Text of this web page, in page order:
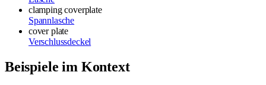
clamping coverplate
Spannlasche
cover plate
Verschlussdeckel
Beispiele im Kontext